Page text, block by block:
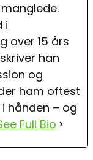
i
over 15 års
han
og
ham oftest
hånden – og
Full Bio